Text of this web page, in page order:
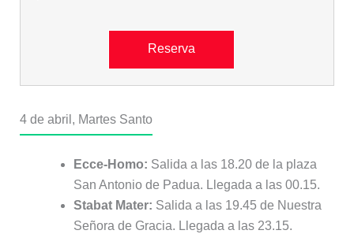
Reserva
4 de abril, Martes Santo
Ecce-Homo: Salida a las 18.20 de la plaza
San Antonio de Padua. Llegada a las 00.15.
Stabat Mater: Salida a las 19.45 de Nuestra
Señora de Gracia. Llegada a las 23.15.